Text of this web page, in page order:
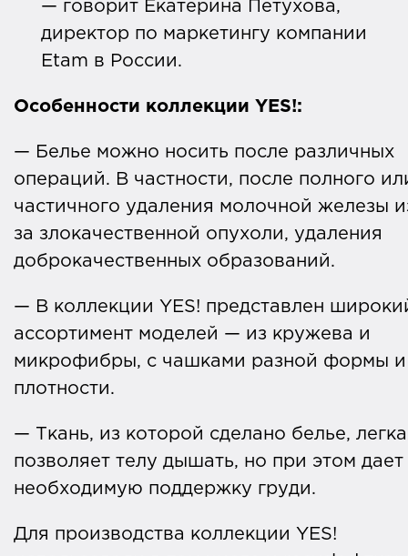
— говорит Екатерина Петухова,
директор по маркетингу компании
Etam в России.
Особенности коллекции YES!:
— Белье можно носить после различных
операций. В частности, после полного
частичного удаления молочной железы
за злокачественной опухоли, удаления
доброкачественных образований.
— В коллекции YES! представлен
ассортимент моделей — из кружева и
микрофибры, с чашками разной формы и
плотности.
— Ткань, из которой сделано белье,
позволяет телу дышать, но при этом дает
необходимую поддержку груди.
Для производства коллекции YES!